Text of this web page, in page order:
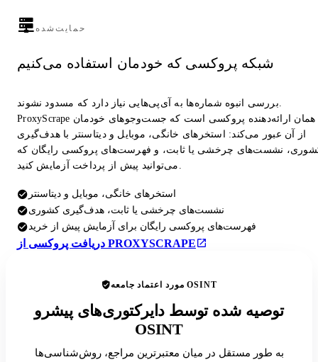
حمایت‌شده
شبکه پروکسی که خودمان استفاده می‌کنیم
بررسی انبوه شماره‌ها به آی‌پی‌هایی نیاز دارد که مسدود نشوند.
ProxyScrape همان ارائه‌دهنده پروکسی است که جست‌وجوهای خودمان
از آن عبور می‌کند: استخرهای خانگی، موبایل و دیتاسنتر با هدف‌گیری
نشست‌های چرخشی یا ثابت، و فهرست‌های پروکسی رایگان که
می‌توانید پیش از پرداخت آزمایش کنید.
استخرهای خانگی، موبایل و دیتاسنتر
نشست‌های چرخشی یا ثابت، هدف‌گیری کشوری
فهرست‌های پروکسی رایگان برای آزمایش پیش از خرید
دریافت پروکسی از PROXYSCRAPE
مورد اعتماد جامعه OSINT
توصیه شده توسط دایرکتوری‌های پیشرو
OSINT
به طور مستقل در میان معتبرترین مراجع، روش‌شناسی‌ها